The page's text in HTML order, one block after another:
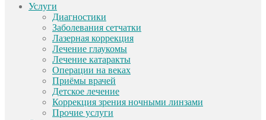
Услуги
Диагностики
Заболевания сетчатки
Лазерная коррекция
Лечение глаукомы
Лечение катаракты
Операции на веках
Приёмы врачей
Детское лечение
Коррекция зрения ночными линзами
Прочие услуги